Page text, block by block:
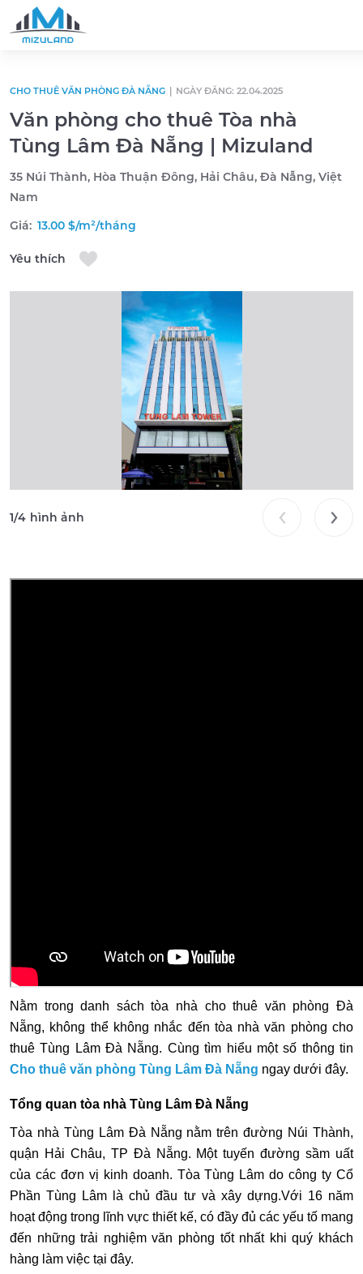
CHO THUÊ VĂN PHÒNG ĐÀ NẴNG NGÀY ĐĂNG: 22.04.2025
Văn phòng cho thuê Tòa nhà
Tùng Lâm Đà Nẵng | Mizuland
35 Núi Thành, Hòa Thuận Đông, Hải Châu, Đà Nẵng, Việt
Nam
Giá: 13.00 $/m²/tháng
Yêu thích
1/4 hình ảnh
Nằm trong danh sách tòa nhà cho thuê văn phòng Đà
Nẵng, không thể không nhắc đến tòa nhà văn phòng cho
thuê Tùng Lâm Đà Nẵng. Cùng tìm hiểu một số thông tin
Cho thuê văn phòng Tùng Lâm Đà Nẵng ngay dưới đây.
Tổng quan tòa nhà Tùng Lâm Đà Nẵng
Tòa nhà Tùng Lâm Đà Nẵng nằm trên đường Núi Thành,
quận Hải Châu, TP Đà Nẵng. Một tuyến đường sầm uất
của các đơn vị kinh doanh. Tòa Tùng Lâm do công ty Cổ
Phần Tùng Lâm là chủ đầu tư và xây dựng.Với 16 năm
hoạt động trong lĩnh vực thiết kế, có đầy đủ các yếu tố mang
đến những trải nghiệm văn phòng tốt nhất khi quý khách
hàng làm việc tại đây.